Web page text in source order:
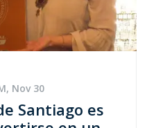
Nov 30
Santiago es